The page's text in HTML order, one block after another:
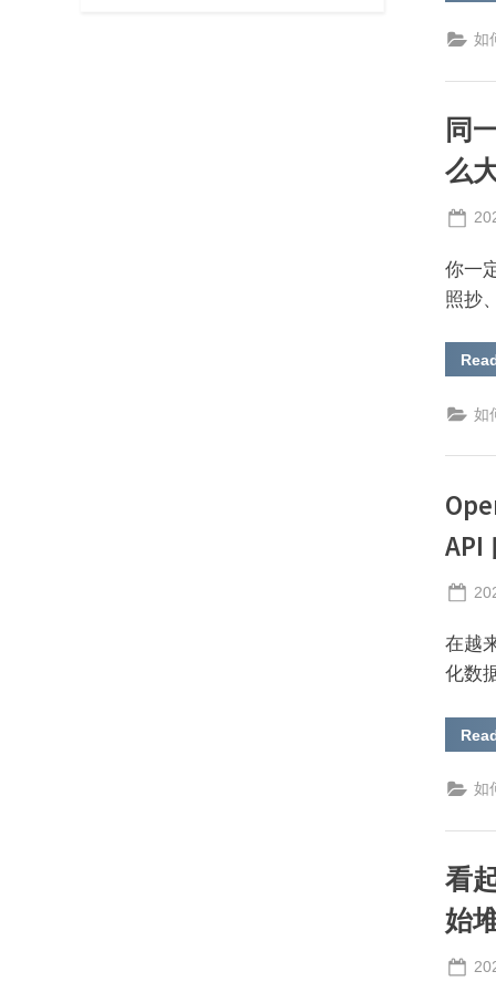
如
同
么
你一
照抄
如
API
在越
化数
如
看
始